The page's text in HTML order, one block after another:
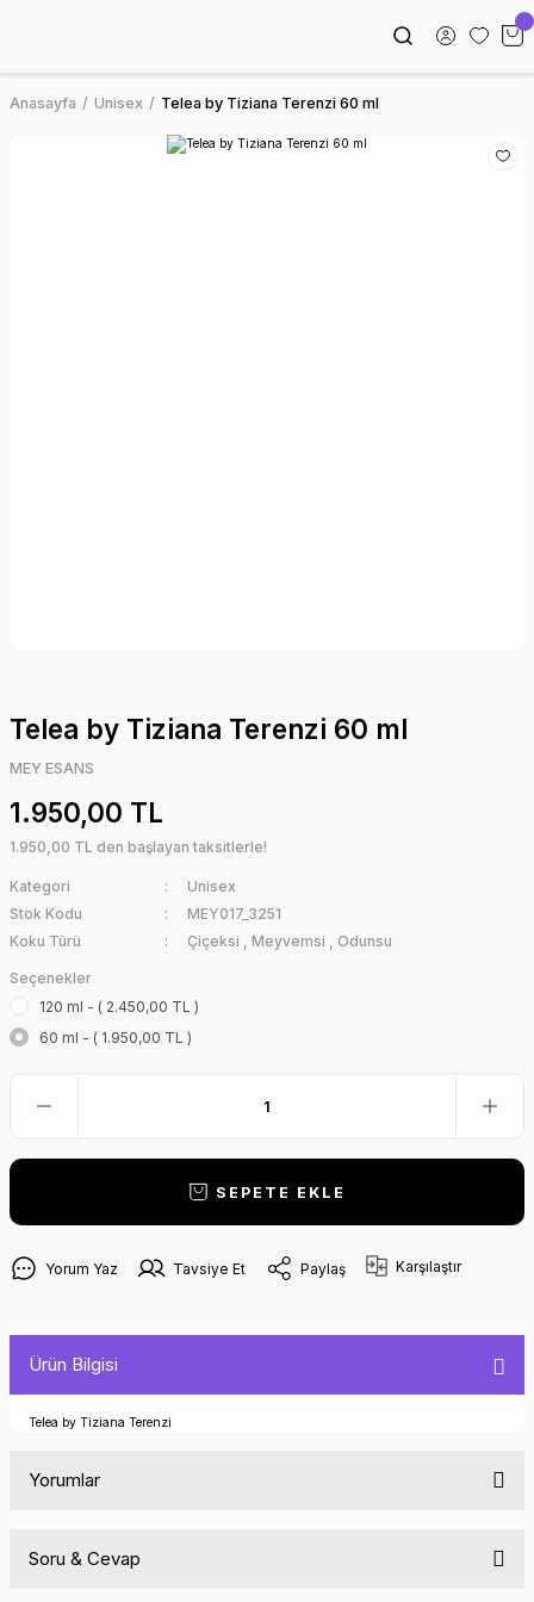
Anasayfa Unisex Telea by Tiziana Terenzi 60 ml
Telea by Tiziana Terenzi 60 ml
MEY ESANS
1.950,00 TL
1.950,00 TL den başlayan taksitlerle!
Kategori
Unisex
Stok Kodu
MEY017_3251
Koku Türü
Çiçeksi , Meyvemsi , Odunsu
Seçenekler
120 ml - ( 2.450,00 TL )
60 ml - ( 1.950,00 TL )
SEPETE EKLE
Yorum Yaz Tavsiye Et Paylaş Karşılaştır
Ürün Bilgisi
Telea by Tiziana Terenzi
Yorumlar
Soru & Cevap